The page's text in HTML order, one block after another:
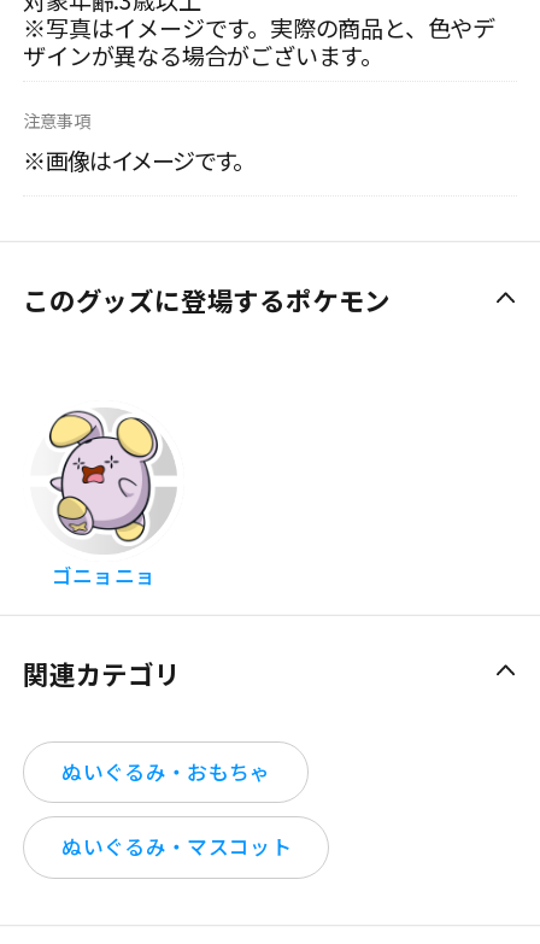
※写真はイメージです。実際の商品と、色やデ
ザインが異なる場合がございます。
注意事項
※画像はイメージです。
このグッズに登場するポケモン
ゴニョニョ
関連カテゴリ
ぬいぐるみ・おもちゃ
ぬいぐるみ・マスコット